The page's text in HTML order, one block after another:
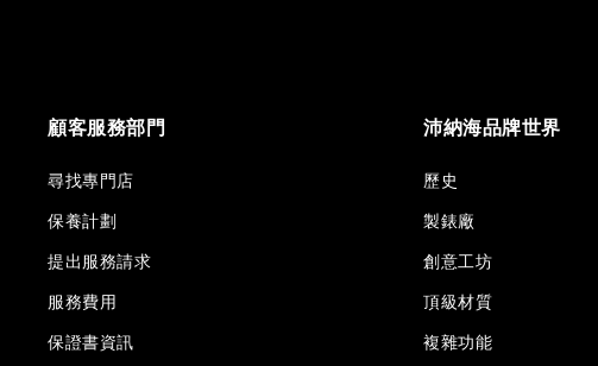
顧客服務部門
尋找專門店
保養計劃
提出服務請求
服務費用
保證書資訊
沛納海品牌世界
歷史
製錶廠
創意工坊
頂級材質
複雜功能